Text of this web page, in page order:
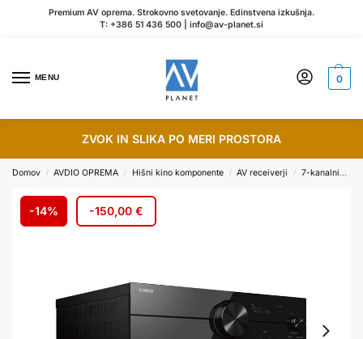
Premium AV oprema. Strokovno svetovanje. Edinstvena izkušnja.
T: +386 51 436 500 info@av-planet.si
MENU 0
ZVOK IN SLIKA PO MERI PROSTORA
Domov / AVDIO OPREMA / Hišni kino komponente / AV receiverji / 7-kanalni
-150,00 €
-14%